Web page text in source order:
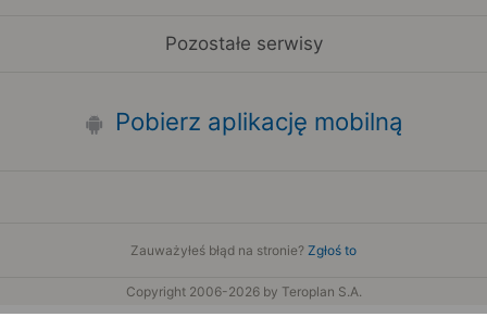
Pozostałe serwisy
Pobierz aplikację mobilną
Zauważyłeś błąd na stronie? Zgłoś to
Copyright 2006-2026 by Teroplan S.A.